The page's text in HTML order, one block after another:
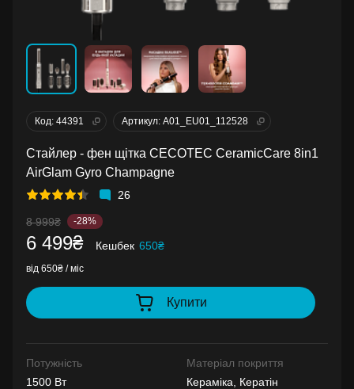
Код: 44391 Артикул: A01_EU01_112528
Стайлер - фен щітка CECOTEC CeramicCare 8in1
AirGlam Gyro Champagne
26
8 999₴ -28%
6 499₴ Кешбек 650₴
від 650₴ / міс
Купити
Потужність
1500 Вт
Матеріал покриття
Кераміка, Кератін